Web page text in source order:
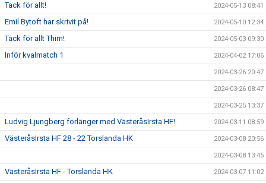
Tack för allt! 2024-05-13 08:41
Emil Bytoft har skrivit på! 2024-05-10 12:34
Tack för allt Thim! 2024-05-03 09:30
Inför kvalmatch 1 2024-04-02 17:06
2024-03-26 20:47
2024-03-26 08:47
2024-03-25 13:37
Ludvig Ljungberg förlänger med VästeråsIrsta HF! 2024-03-11 08:59
VästeråsIrsta HF 28 - 22 Torslanda HK 2024-03-08 20:56
2024-03-08 13:45
VästeråsIrsta HF - Torslanda HK 2024-03-07 11:02